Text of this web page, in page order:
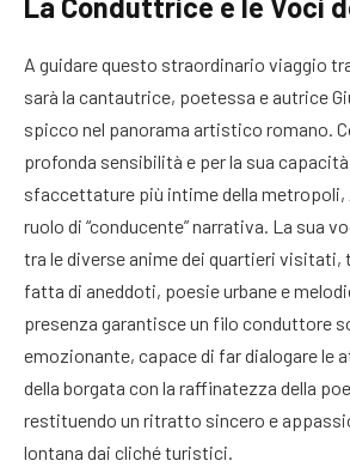
A guidare questo straordinario viaggio
sarà la cantautrice, poetessa e autrice
spicco nel panorama artistico romano.
profonda sensibilità e per la sua
sfaccettature più intime della metropoli,
ruolo di “conducente” narrativa. La sua
tra le diverse anime dei quartieri visitati,
fatta di aneddoti, poesie urbane e
presenza garantisce un filo conduttore
emozionante, capace di far dialogare le
della borgata con la raffinatezza della
restituendo un ritratto sincero e
lontana dai cliché turistici.